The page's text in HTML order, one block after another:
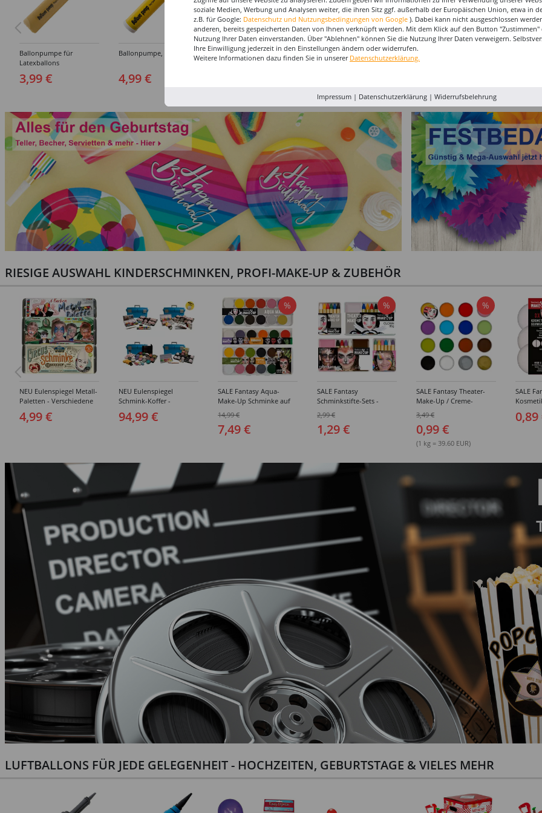
Ballonpumpe für
Latexballons
3,99 €
Ballonpumpe, 29 cm
4,99 €
Ballonverschlüsse für
Latexluftballons, 72
Ballonband für
Ballongirlanden, 5m
(1 m = 1.00 EUR)
Ballongas Helium-Flasche
für 50 Ballons
RIESIGE AUSWAHL KINDERSCHMINKEN, PROFI-MAKE-UP & ZUBEHÖR
NEU Eulenspiegel Metall-
Paletten - Verschiedene
4,99 €
NEU Eulenspiegel
Schmink-Koffer -
Ausführungen
94,99 €
%
SALE Fantasy Aqua-
Make-Up Schminke auf
Paletten - Verschiedene
Ausführungen
14,99 €
7,49 €
%
SALE Fantasy
Schminkstifte-Sets -
Ausführungen
2,99 €
1,29 €
%
SALE Fantasy Theater-
Make-Up / Creme-
25g - Verschiedene
Karnevalsfarben
3,49 €
0,99 €
(1 kg = 39.60 EUR)
SALE
0,89
LUFTBALLONS FÜR JEDE GELEGENHEIT - HOCHZEITEN, GEBURTSTAGE & VIELES MEHR
soziale Medien, Werbung und Analysen weiter, die ihren Sitz ggf. außerhalb der Europäischen Union, etwa in
z.B. für Google: Datenschutz und Nutzungsbedingungen von Google ). Dabei kann nicht ausgeschlossen
anderen, bereits gespeicherten Daten von Ihnen verknüpft werden. Mit dem Klick auf den Button "Zustimmen"
Nutzung Ihrer Daten einverstanden. Über "Ablehnen" können Sie die Nutzung Ihrer Daten verweigern.
Ihre Einwilligung jederzeit in den Einstellungen ändern oder widerrufen.
Weitere Informationen dazu finden Sie in unserer Datenschutzerklärung.
Impressum| Datenschutzerklärung| Widerrufsbelehrung